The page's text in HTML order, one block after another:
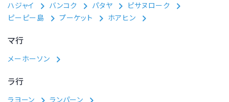
ハジャイ バンコク パタヤ
ピサヌローク
ピーピー島
プーケット ホアヒン
マ行
メーホーソン
ラ行
ラヨーン ランパーン